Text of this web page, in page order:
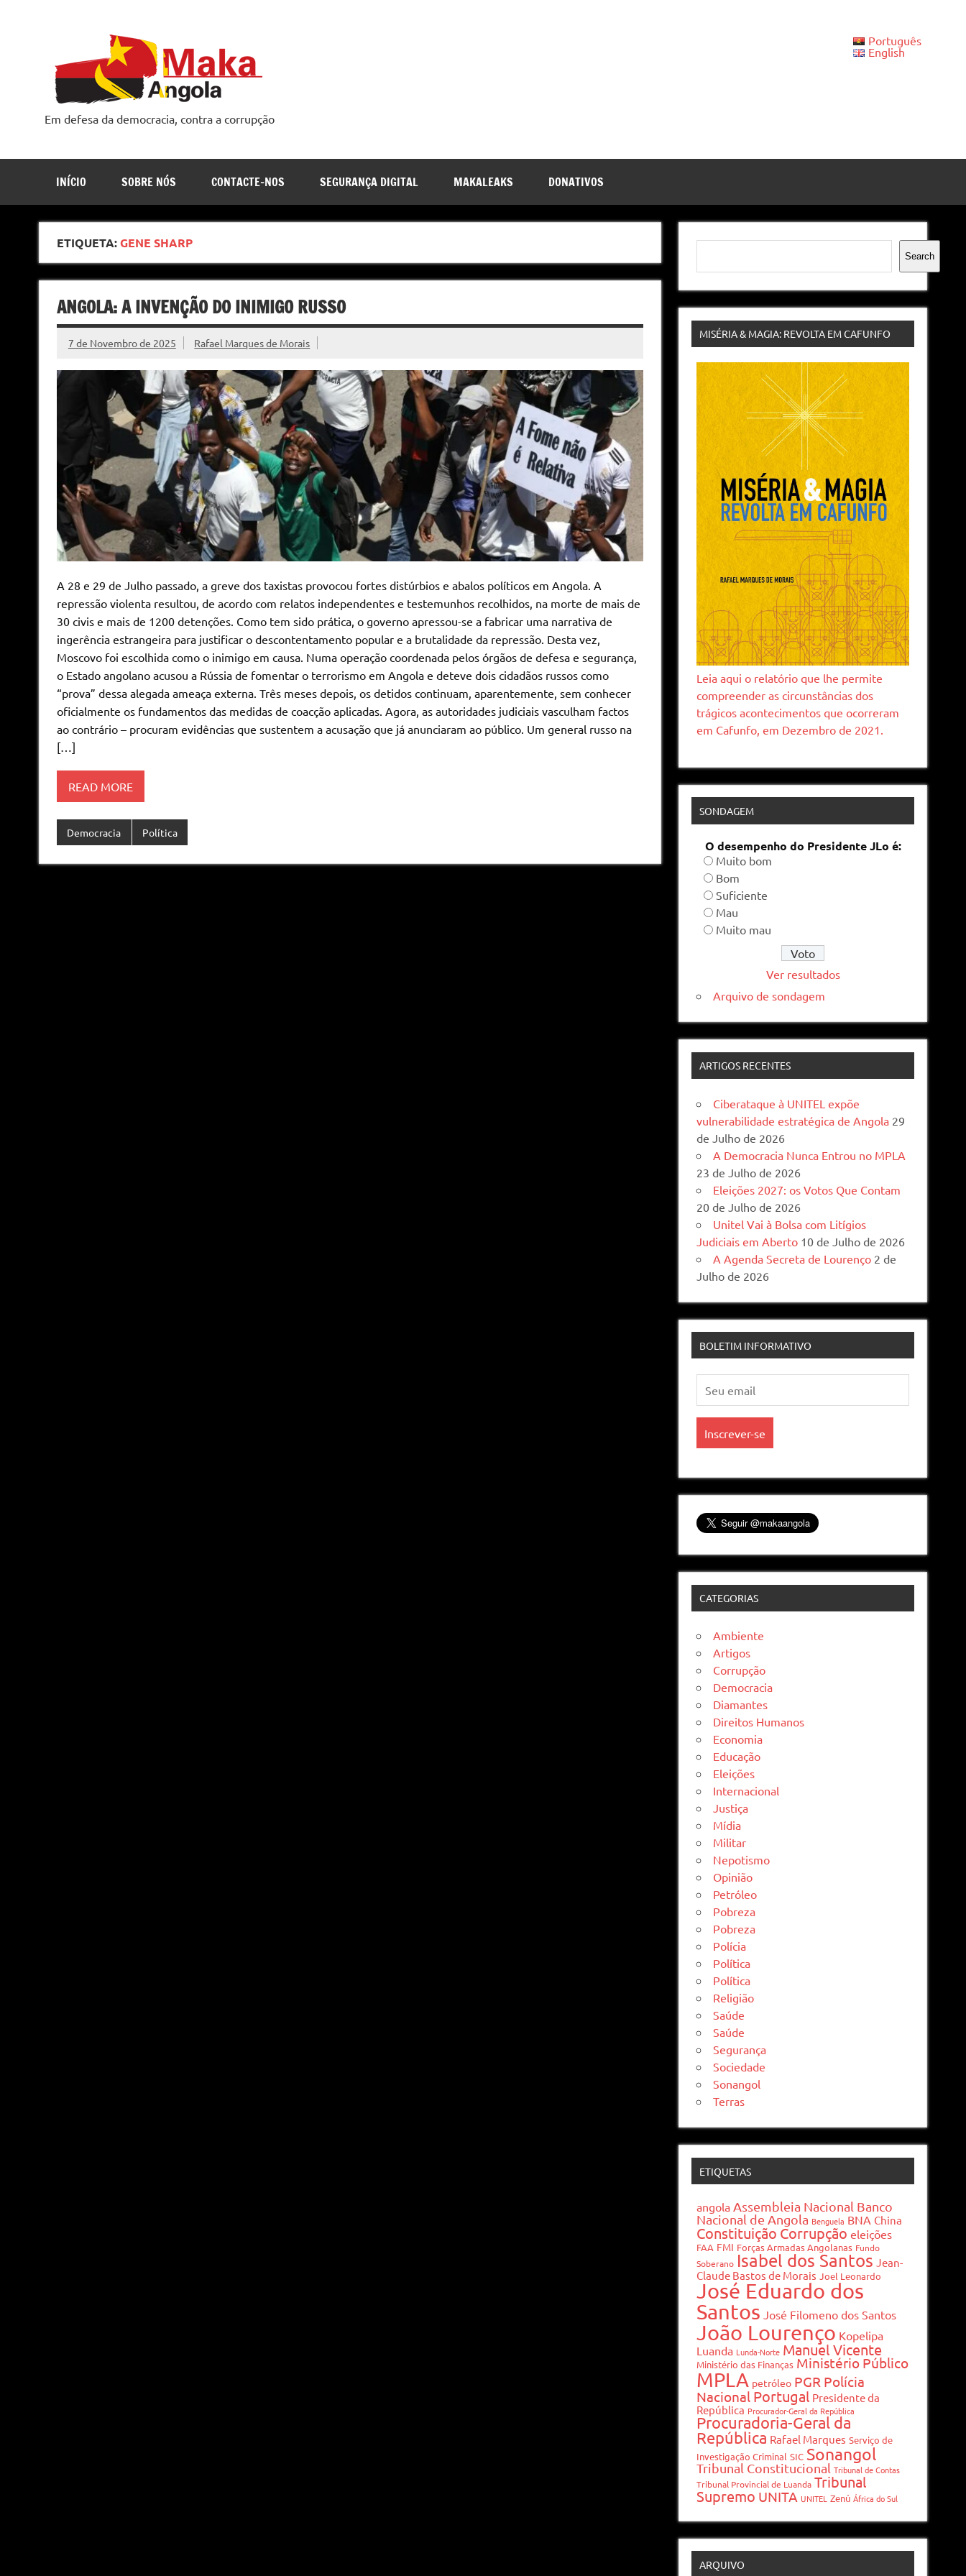
Em defesa da democracia, contra a corrupção
Português
English
INÍCIO SOBRE NÓS CONTACTE-NOS SEGURANÇA DIGITAL MAKALEAKS DONATIVOS
ETIQUETA:GENE SHARP
ANGOLA: A INVENÇÃO DO INIMIGO RUSSO
7 de Novembro de 2025 Rafael Marques de Morais
A 28 e 29 de Julho passado, a greve dos taxistas provocou fortes distúrbios e abalos políticos em Angola. A
repressão violenta resultou, de acordo com relatos independentes e testemunhos recolhidos, na morte de mais de
30 civis e mais de 1200 detenções. Como tem sido prática, o governo apressou-se a fabricar uma narrativa de
ingerência estrangeira para justificar o descontentamento popular e a brutalidade da repressão. Desta vez,
Moscovo foi escolhida como o inimigo em causa. Numa operação coordenada pelos órgãos de defesa e segurança,
o Estado angolano acusou a Rússia de fomentar o terrorismo em Angola e deteve dois cidadãos russos como
“prova” dessa alegada ameaça externa. Três meses depois, os detidos continuam, aparentemente, sem conhecer
oficialmente os fundamentos das medidas de coacção aplicadas. Agora, as autoridades judiciais vasculham factos
ao contrário – procuram evidências que sustentem a acusação que já anunciaram ao público. Um general russo na
[…]
READ MORE
Democracia Política
Pesquisar
Search
MISÉRIA & MAGIA: REVOLTA EM CAFUNFO
Leia aqui o relatório que lhe permite
compreender as circunstâncias dos
trágicos acontecimentos que ocorreram
em Cafunfo, em Dezembro de 2021.
SONDAGEM
O desempenho do Presidente JLo é:
Muito bom
Bom
Suficiente
Mau
Muito mau
Ver resultados
Arquivo de sondagem
ARTIGOS RECENTES
Ciberataque à UNITEL expõe
vulnerabilidade estratégica de Angola 29
de Julho de 2026
A Democracia Nunca Entrou no MPLA
23 de Julho de 2026
Eleições 2027: os Votos Que Contam
20 de Julho de 2026
Unitel Vai à Bolsa com Litígios
Judiciais em Aberto 10 de Julho de 2026
A Agenda Secreta de Lourenço 2 de
Julho de 2026
BOLETIM INFORMATIVO
CATEGORIAS
Ambiente
Artigos
Corrupção
Democracia
Diamantes
Direitos Humanos
Economia
Educação
Eleições
Internacional
Justiça
Mídia
Militar
Nepotismo
Opinião
Petróleo
Pobreza
Pobreza
Polícia
Política
Política
Religião
Saúde
Saúde
Segurança
Sociedade
Sonangol
Terras
ETIQUETAS
angola Assembleia Nacional Banco
Nacional de Angola Benguela BNA China
Constituição Corrupção eleições
FAA FMI Forças Armadas Angolanas Fundo
Soberano Isabel dos Santos Jean-
Claude Bastos de Morais Joel Leonardo
José Eduardo dos
Santos José Filomeno dos Santos
João Lourenço Kopelipa
Luanda Lunda-Norte Manuel Vicente
Ministério das Finanças Ministério Público
MPLA petróleo PGR Polícia
Nacional Portugal Presidente da
República Procurador-Geral da República
Procuradoria-Geral da
República Rafael Marques Serviço de
Investigação Criminal SIC Sonangol
Tribunal Constitucional Tribunal de Contas
Tribunal Provincial de Luanda Tribunal
Supremo UNITA UNITEL Zenú África do Sul
ARQUIVO